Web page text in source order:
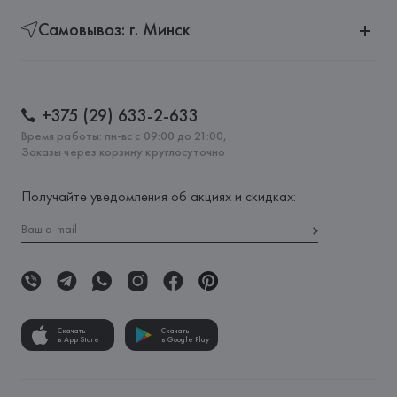
Самовывоз: г. Минск
+375 (29) 633-2-633
Время работы: пн-вс с 09:00 до 21:00,
Заказы через корзину круглосуточно
Получайте уведомления об акциях и скидках:
Скачать
в App Store
Скачать
в Google Play